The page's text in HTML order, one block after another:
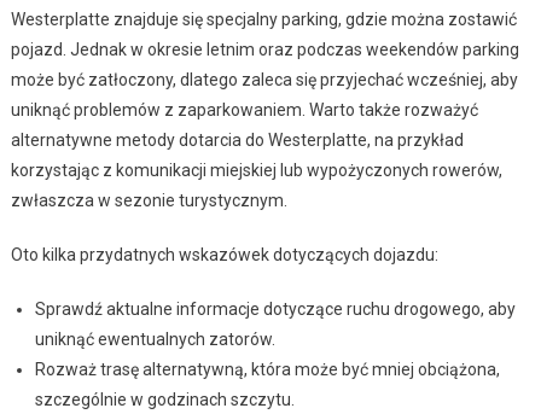
Westerplatte znajduje się specjalny parking, gdzie można zostawić
pojazd. Jednak w okresie letnim oraz podczas weekendów parking
może być zatłoczony, dlatego zaleca się przyjechać wcześniej, aby
uniknąć problemów z zaparkowaniem. Warto także rozważyć
alternatywne metody dotarcia do Westerplatte, na przykład
korzystając z komunikacji miejskiej lub wypożyczonych rowerów,
zwłaszcza w sezonie turystycznym.
Oto kilka przydatnych wskazówek dotyczących dojazdu:
Sprawdź aktualne informacje dotyczące ruchu drogowego, aby
uniknąć ewentualnych zatorów.
Rozważ trasę alternatywną, która może być mniej obciążona,
szczególnie w godzinach szczytu.